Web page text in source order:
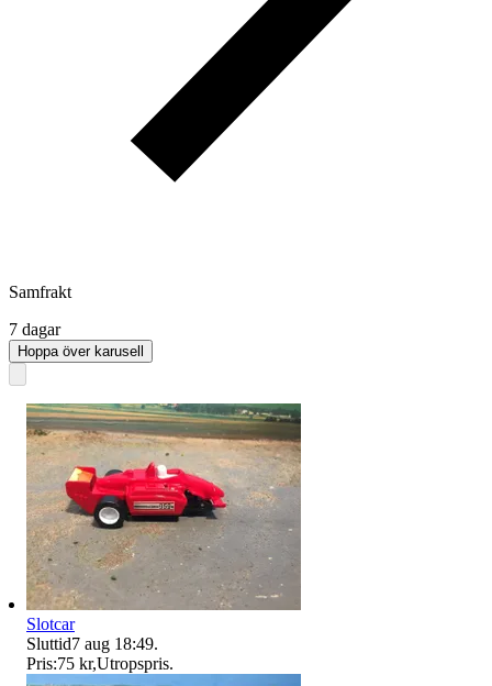
Samfrakt
7 dagar
Hoppa över karusell
Slotcar
Sluttid7 aug 18:49.
Pris:75 kr,Utropspris.